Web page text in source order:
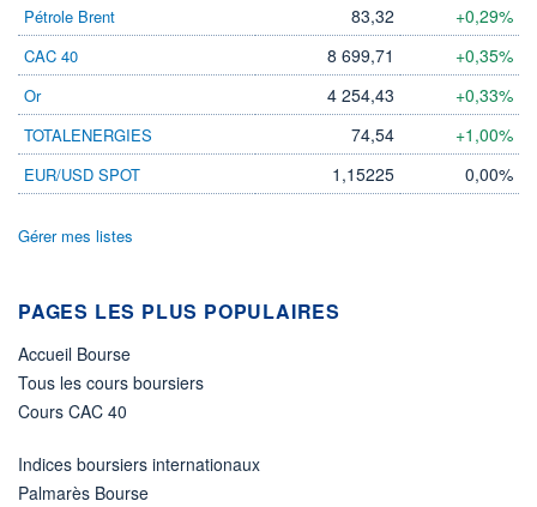
LIMITE À LA
BAISSE
0,0000
LIMITE À LA
0,0000
- -
DERNIER
ÉCHANGE
13.07.26 / 18:09:50
ÉLIGIBILITÉ
Non éligible
+ PORTEFEUILLE
Pétrole Brent
83,32 +0,29%
CAC 40 8 699,71 +0,35%
Or 4 254,43 +0,33%
TOTALENERGIES 74,54 +1,00%
EUR/USD SPOT 1,15225 0,00%
Gérer mes listes
PAGES LES PLUS POPULAIRES
Accueil Bourse
Tous les cours boursiers
Cours CAC 40
Indices boursiers internationaux
Palmarès Bourse